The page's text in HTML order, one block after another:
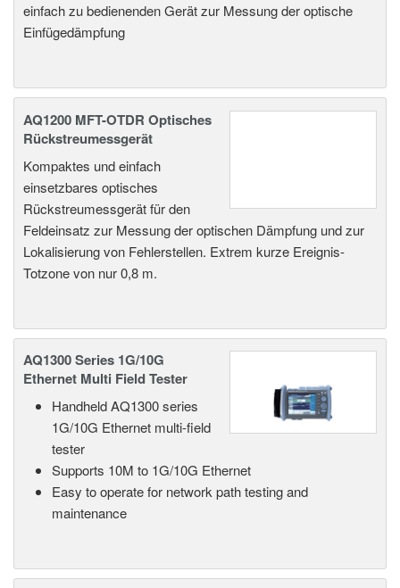
einfach zu bedienenden Gerät zur Messung der optische
Einfügedämpfung
AQ1200 MFT-OTDR Optisches
Rückstreumessgerät
Kompaktes und einfach
einsetzbares optisches
Rückstreumessgerät für den
Feldeinsatz zur Messung der optischen Dämpfung und zur
Lokalisierung von Fehlerstellen. Extrem kurze Ereignis-
Totzone von nur 0,8 m.
AQ1300 Series 1G/10G
Ethernet Multi Field Tester
Handheld AQ1300 series
1G/10G Ethernet multi-field
tester
Supports 10M to 1G/10G Ethernet
Easy to operate for network path testing and
maintenance